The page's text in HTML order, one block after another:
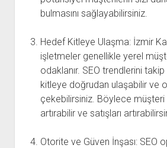
bulmasını sağlayabilirsiniz.
Hedef Kitleye Ulaşma: İzmir
işletmeler genellikle yerel
odaklanır. SEO trendlerini
kitleye doğrudan ulaşabilir ve
çekebilirsiniz. Böylece müşteri
artırabilir ve satışları
Otorite ve Güven İnşası: SEO